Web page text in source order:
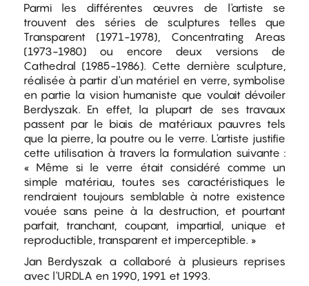
Parmi les différentes œuvres de l'artiste se
trouvent des séries de sculptures telles que
Transparent (1971-1978), Concentrating Areas
(1973-1980) ou encore deux versions de
Cathedral (1985-1986). Cette dernière sculpture,
réalisée à partir d'un matériel en verre, symbolise
en partie la vision humaniste que voulait dévoiler
Berdyszak. En effet, la plupart de ses travaux
passent par le biais de matériaux pauvres tels
que la pierre, la poutre ou le verre. L'artiste justifie
cette utilisation à travers la formulation suivante :
« Même si le verre était considéré comme un
simple matériau, toutes ses caractéristiques le
rendraient toujours semblable à notre existence
vouée sans peine à la destruction, et pourtant
parfait, tranchant, coupant, impartial, unique et
reproductible, transparent et imperceptible. »
Jan Berdyszak a collaboré à plusieurs reprises
avec l'URDLA en 1990, 1991 et 1993.